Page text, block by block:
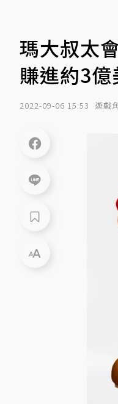
瑪大叔太
賺進約3億
2022-09-06 15:53 遊戲